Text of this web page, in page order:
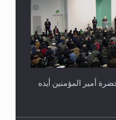
أمير المؤمنين أيده